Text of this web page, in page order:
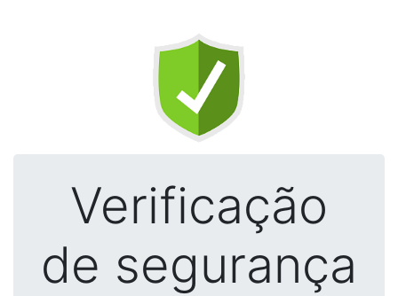
Verificação
de segurança